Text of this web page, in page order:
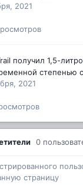
2021
получил 1,5-
степенью
2021
0
страницу